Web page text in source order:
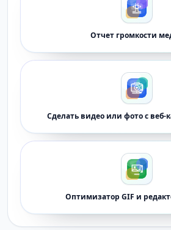
Отчет громкости
Сделать видео или фото с веб-
Оптимизатор GIF и